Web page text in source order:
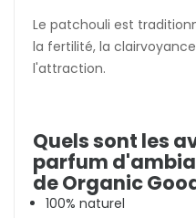
Le patchouli est
la fertilité, la
l'attraction.
Quels sont les
parfum
de Organic
100% naturel